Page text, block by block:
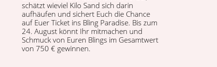
schätzt wieviel Kilo Sand sich darin
aufhäufen und sichert Euch die Chance
auf Euer Tick­et ins Bling Par­adise. Bis zum
24. August kön­nt Ihr mit­machen und
Schmuck von Euren Blings im Gesamtwert
von 750 € gewinnen.